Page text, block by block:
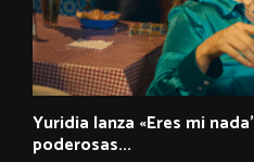
Yuridia lanza «Eres mi
poderosas...